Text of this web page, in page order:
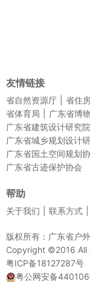
友情链接
省自然资源厅 省住
省体育局
广东省博
广东省建筑设计研究
广东省城乡规划设计
广东省国土空间规划
广东省古迹保护协会
帮助
关于我们 联系方式
版权所有：广东省户
Copyright ©2016 All
粤ICP备18127287号
粤公网安备